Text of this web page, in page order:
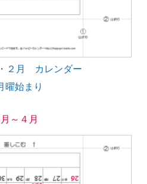
２月 カレンダー
曜始まり
月～４月